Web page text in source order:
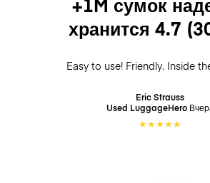
хранится 4.7
Easy to use! Friendly. Inside
Eric Strauss
Used LuggageHero
★★★★★